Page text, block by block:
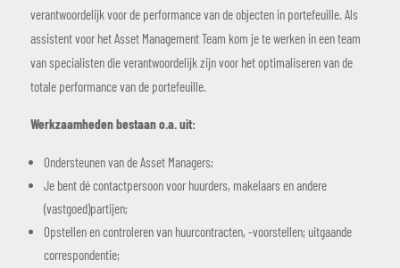
verantwoordelijk voor de performance van de objecten in portefeuille. Als
assistent voor het Asset Management Team kom je te werken in een team
van specialisten die verantwoordelijk zijn voor het optimaliseren van de
totale performance van de portefeuille.
Werkzaamheden bestaan o.a. uit:
Ondersteunen van de Asset Managers;
Je bent dé contactpersoon voor huurders, makelaars en andere
(vastgoed)partijen;
Opstellen en controleren van huurcontracten, -voorstellen; uitgaande
correspondentie;